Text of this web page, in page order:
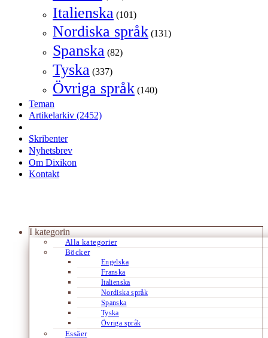
Italienska (101)
Nordiska språk (131)
Spanska (82)
Tyska (337)
Övriga språk (140)
Teman
Artikelarkiv (2452)
Skribenter
Nyhetsbrev
Om Dixikon
Kontakt
I kategorin
Alla kategorier
Böcker
Engelska
Franska
Italienska
Nordiska språk
Spanska
Tyska
Övriga språk
Essäer